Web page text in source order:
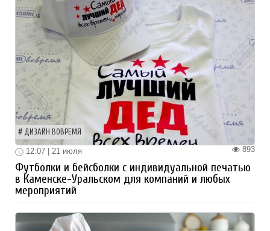
ДИЗАЙН ВОВРЕМЯ
893
12:07 | 21 июля
Футболки и бейсболки с индивидуальной печатью
в Каменске-Уральском для компаний и любых
мероприятий